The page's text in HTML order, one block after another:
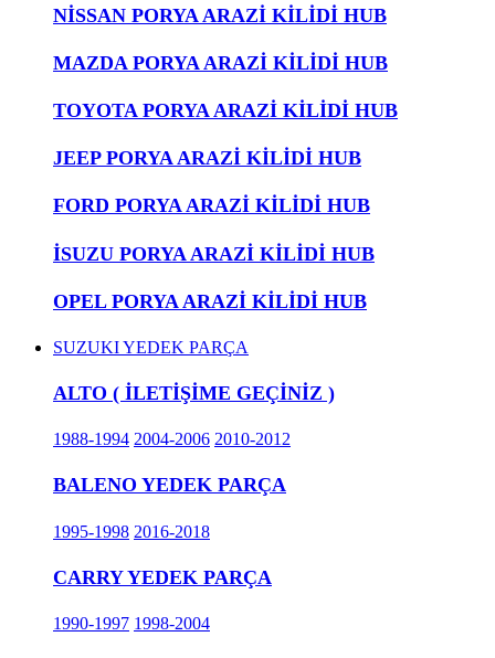
NİSSAN PORYA ARAZİ KİLİDİ HUB
MAZDA PORYA ARAZİ KİLİDİ HUB
TOYOTA PORYA ARAZİ KİLİDİ HUB
JEEP PORYA ARAZİ KİLİDİ HUB
FORD PORYA ARAZİ KİLİDİ HUB
İSUZU PORYA ARAZİ KİLİDİ HUB
OPEL PORYA ARAZİ KİLİDİ HUB
SUZUKI YEDEK PARÇA
ALTO ( İLETİŞİME GEÇİNİZ )
1988-1994 2004-2006 2010-2012
BALENO YEDEK PARÇA
1995-1998 2016-2018
CARRY YEDEK PARÇA
1990-1997 1998-2004